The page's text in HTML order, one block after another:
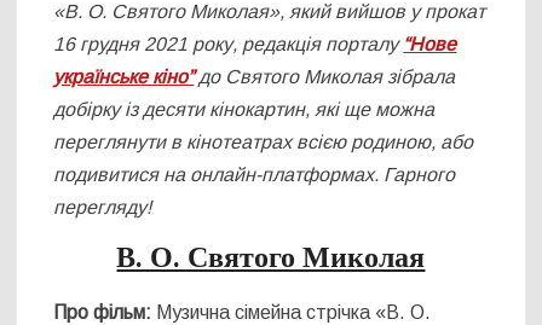
«В. О. Святого Миколая», який вийшов у прокат
16 грудня 2021 року, редакція порталу “Нове
українське кіно”до Святого Миколая зібрала
добірку із десяти кінокартин, які ще можна
переглянути в кінотеатрах всією родиною, або
подивитися на онлайн-платформах. Гарного
перегляду!
В. О. Святого Миколая
Про фільм: Музична сімейна стрічка «В. О.